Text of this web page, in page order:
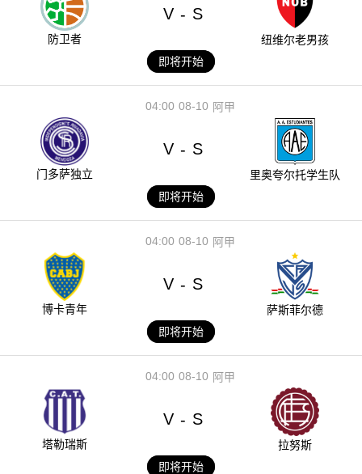
防卫者
V - S
纽维尔老男孩
即将开始
08-10
04:00 阿甲
门多萨独立
V - S
里奥夸尔托学生队
即将开始
08-10
04:00 阿甲
博卡青年
V - S
萨斯菲尔德
即将开始
08-10
04:00 阿甲
塔勒瑞斯
V - S
拉努斯
即将开始